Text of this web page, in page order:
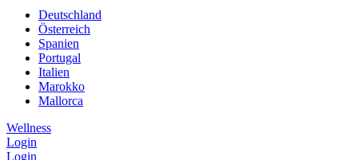
Deutschland
Österreich
Spanien
Portugal
Italien
Marokko
Mallorca
Wellness
Login
Login